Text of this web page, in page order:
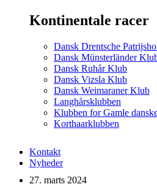
Kontinentale racer
Dansk Drentsche
Dansk Münsterländer
Dansk Ruhår Klub
Dansk Vizsla Klub
Dansk Weimaraner Klub
Langhårsklubben
Klubben for Gamle
Korthaarklubben
Kontakt
Nyheder
27. marts 2024